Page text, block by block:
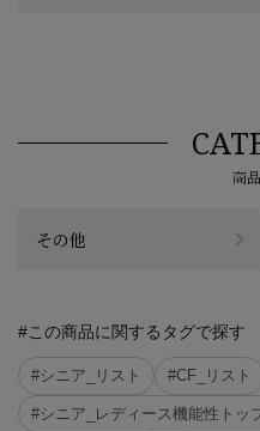
商
その他
#この商品に関するタグで探す
#シニア_リスト #CF_リスト
#シニア_レディース機能性トッ